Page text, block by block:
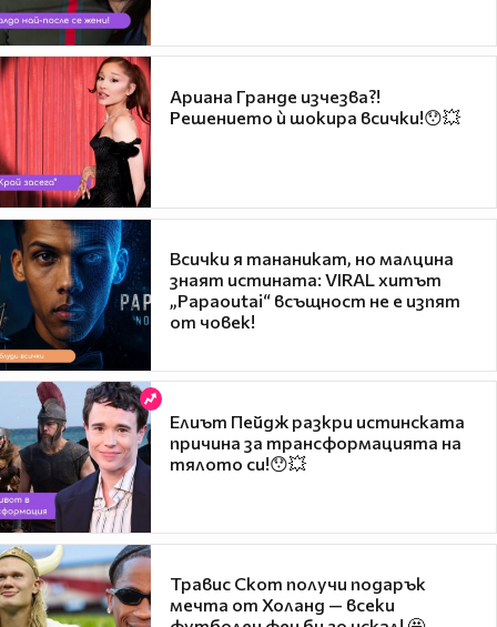
Ариана Гранде изчезва?!
Решението ѝ шокира всички!😯💥
Всички я тананикат, но малцина
знаят истината: VIRAL хитът
„Papaoutai“ всъщност не е изпят
от човек!
Елиът Пейдж разкри истинската
причина за трансформацията на
тялото си!😯💥
Травис Скот получи подарък
мечта от Холанд — всеки